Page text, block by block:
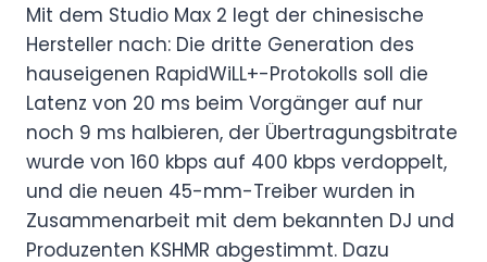
Mit dem Studio Max 2 legt der chinesische
Hersteller nach: Die dritte Generation des
hauseigenen RapidWiLL+-Protokolls soll die
Latenz von 20 ms beim Vorgänger auf nur
noch 9 ms halbieren, der Übertragungsbitrate
wurde von 160 kbps auf 400 kbps verdoppelt,
und die neuen 45-mm-Treiber wurden in
Zusammenarbeit mit dem bekannten DJ und
Produzenten KSHMR abgestimmt. Dazu